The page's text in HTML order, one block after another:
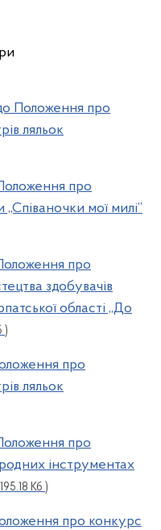
Положення про
ляльок
про
мої милі”
про
здобувачів
області „До
)
про
ляльок
про
інструментах
Кб )
про конкурс